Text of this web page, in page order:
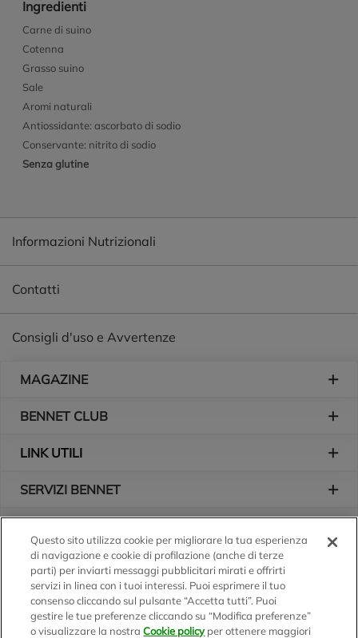
Ingredienti
Carne di suino
Cotenna
Grasso suino
Sale
Aromi naturali
Antiossidante: ascorbato di sodio
Conservante: nitrito di sodio
Senza glutine
Informazioni Nutrizionali
Contatti
Consigli d'uso e Avvertenze
MAGAZINE
BENNET CLUB
LINK UTILI
SERVIZI BENNET
Logo Bennet
Seguici sui nostri canali
Questo sito utilizza cookie per migliorare la tua esperienza
di navigazione e cookie di profilazione (anche di terze
parti) per inviarti messaggi pubblicitari mirati e offrirti
servizi in linea con i tuoi interessi. Puoi esprimere il tuo
consenso cliccando sul pulsante “Accetta tutti”. Puoi
gestire le tue preferenze cliccando su “Modifica preferenze”
o visualizzare la nostraCookie policyper ottenere maggiori